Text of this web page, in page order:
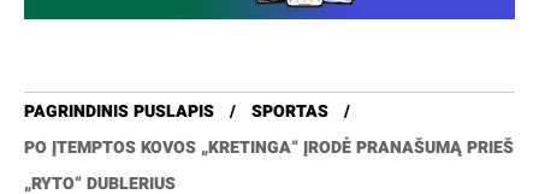
PAGRINDINIS PUSLAPIS
SPORTAS
PO ĮTEMPTOS KOVOS „KRETINGA“ ĮRODĖ PRANAŠUMĄ PRIEŠ
„RYTO“ DUBLERIUS